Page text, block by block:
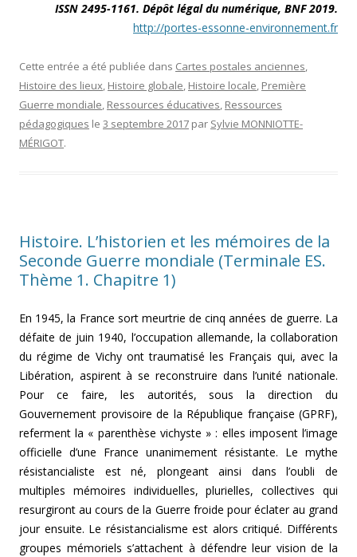
ISSN 2495-1161. Dépôt légal du numérique, BNF 2019.
http://portes-essonne-environnement.fr
Cette entrée a été publiée dans Cartes postales anciennes,
Histoire des lieux, Histoire globale, Histoire locale, Première
Guerre mondiale, Ressources éducatives, Ressources
pédagogiques le 3 septembre 2017 par Sylvie MONNIOTTE-
MÉRIGOT.
Histoire. L’historien et les mémoires de la
Seconde Guerre mondiale (Terminale ES.
Thème 1. Chapitre 1)
En 1945, la France sort meurtrie de cinq années de guerre. La
défaite de juin 1940, l’occupation allemande, la collaboration
du régime de Vichy ont traumatisé les Français qui, avec la
Libération, aspirent à se reconstruire dans l’unité nationale.
Pour ce faire, les autorités, sous la direction du
Gouvernement provisoire de la République française (GPRF),
referment la « parenthèse vichyste » : elles imposent l’image
officielle d’une France unanimement résistante. Le mythe
résistancialiste est né, plongeant ainsi dans l’oubli de
multiples mémoires individuelles, plurielles, collectives qui
resurgiront au cours de la Guerre froide pour éclater au grand
jour ensuite. Le résistancialisme est alors critiqué. Différents
groupes mémoriels s’attachent à défendre leur vision de la